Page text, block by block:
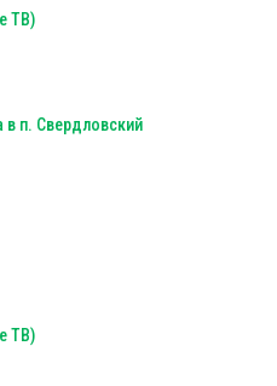
ТВ)
п. Свердловский
ТВ)